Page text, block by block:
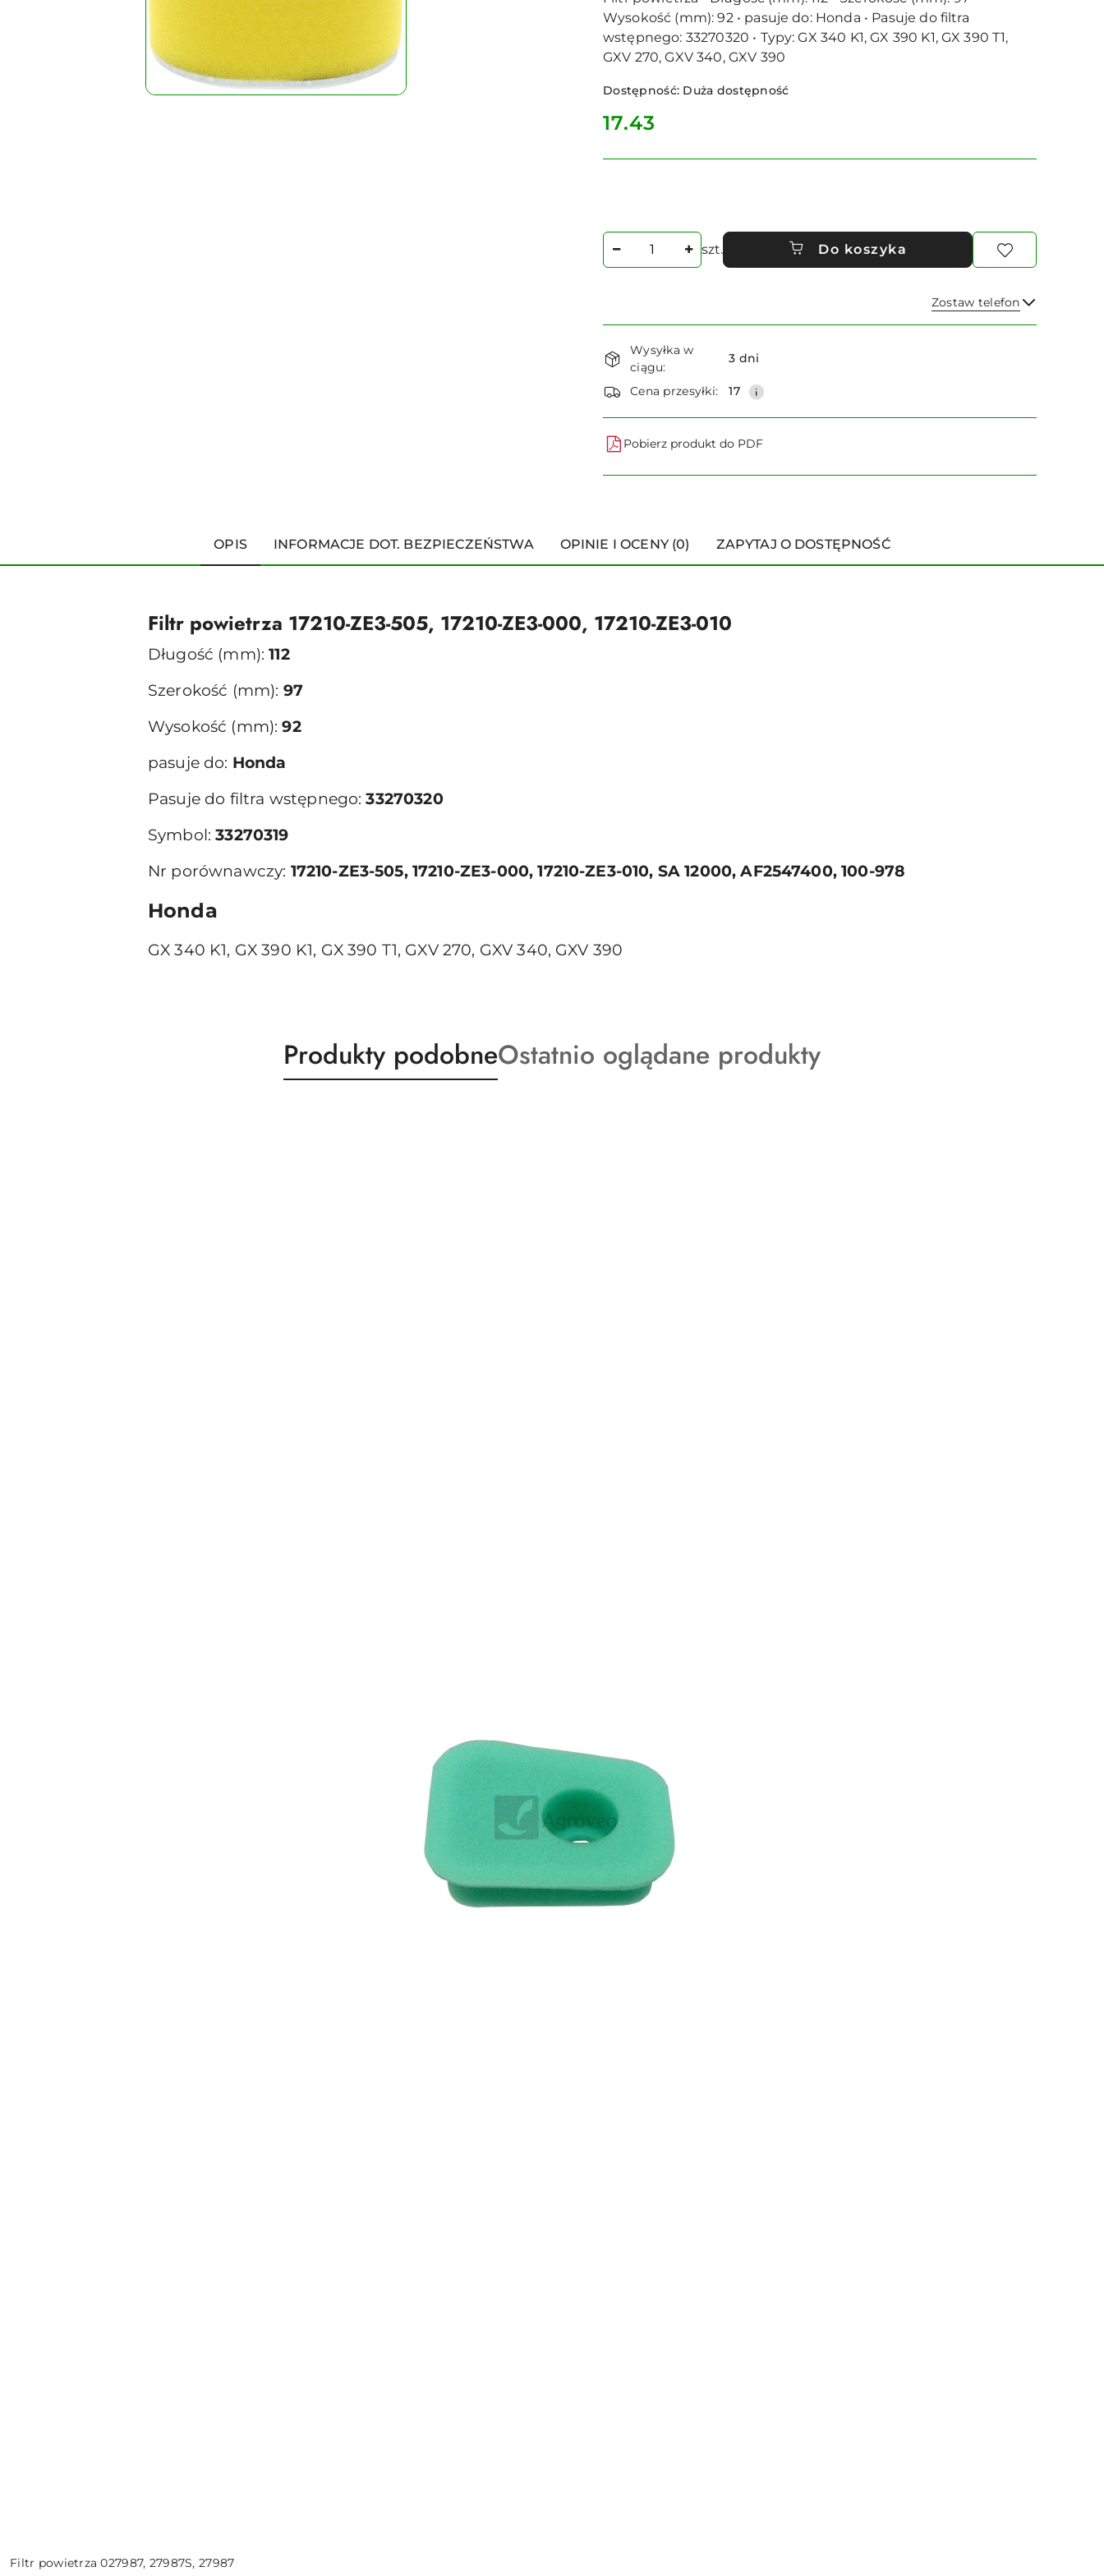
Wysokość (mm): 92 • pasuje do: Honda • Pasuje do filtra
wstępnego: 33270320 • Typy: GX 340 K1, GX 390 K1, GX 390 T1,
GXV 270, GXV 340, GXV 390
Dostępność: Duża dostępność
cena:
17.43
Ilość
szt. Do koszyka
Zostaw telefon
Wyślij
Dostępność
i
dostawa
Wysyłka w
ciągu:
3 dni
Cena przesyłki: 17
Pobierz produkt do PDF
OPIS INFORMACJE DOT. BEZPIECZEŃSTWA OPINIE I OCENY (0) ZAPYTAJ O DOSTĘPNOŚĆ
Filtr powietrza 17210-ZE3-505, 17210-ZE3-000, 17210-ZE3-010
Długość (mm):112
Szerokość (mm): 97
Wysokość (mm):92
pasuje do: Honda
Pasuje do filtra wstępnego:33270320
Symbol:33270319
Nr porównawczy: 17210-ZE3-505, 17210-ZE3-000, 17210-ZE3-010, SA 12000, AF2547400, 100-978
Honda
GX 340 K1, GX 390 K1, GX 390 T1, GXV 270, GXV 340, GXV 390
Produkty
o
Produkty podobneProdukty
o
Ostatnio oglądane produkty
Filtr powietrza 027987, 27987S, 27987